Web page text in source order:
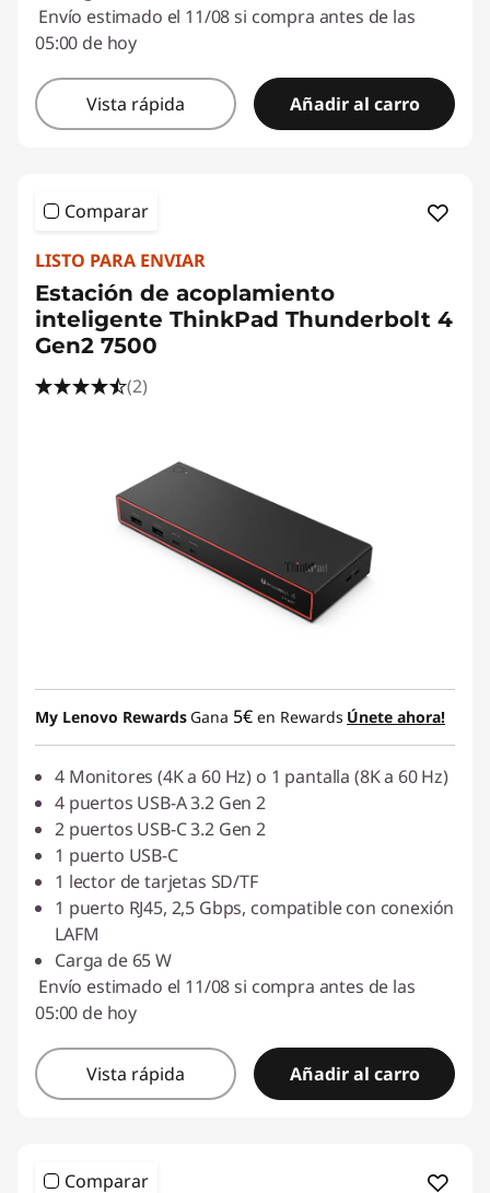
Envío estimado el 11/08 si compra antes de las
05:00 de hoy
Vista rápida Añadir al carro
Comparar
LISTO PARA ENVIAR
Estación de acoplamiento
inteligente ThinkPad Thunderbolt 4
Gen2 7500
(2)
My Lenovo Rewards Gana 5€ en Rewards Únete ahora!
4 Monitores (4K a 60 Hz) o 1 pantalla (8K a 60 Hz)
4 puertos USB-A 3.2 Gen 2
2 puertos USB-C 3.2 Gen 2
1 puerto USB-C
1 lector de tarjetas SD/TF
1 puerto RJ45, 2,5 Gbps, compatible con conexión
LAFM
Carga de 65 W
Envío estimado el 11/08 si compra antes de las
05:00 de hoy
Vista rápida Añadir al carro
Comparar